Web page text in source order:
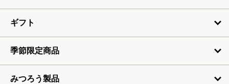
ギフト
季節限定商品
みつろう製品